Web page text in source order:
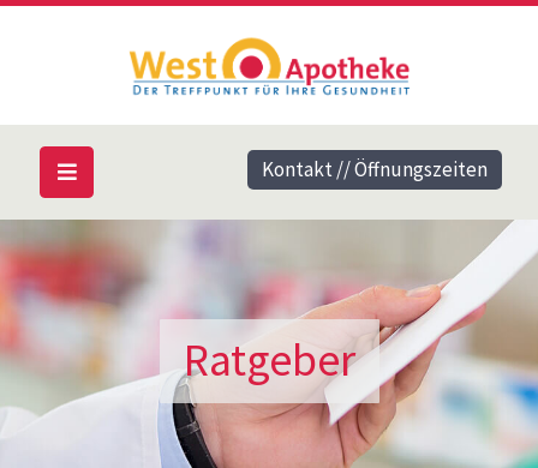
Ratgeber
Kontakt // Öffnungszeiten